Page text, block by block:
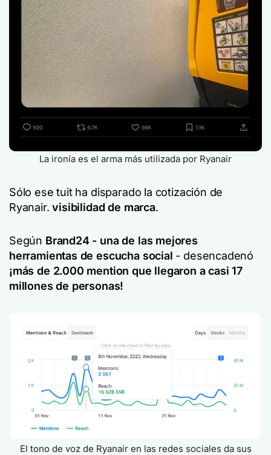
La ironía es el arma más utilizada por Ryanair
Sólo ese tuit ha disparado la cotización de
Ryanair.visibilidad de marca.
Según Brand24 - una de las mejores
herramientas de escucha social - desencadenó
¡más de 2.000 mention que llegaron a casi 17
millones de personas!
El tono de voz de Ryanair en las redes sociales da sus